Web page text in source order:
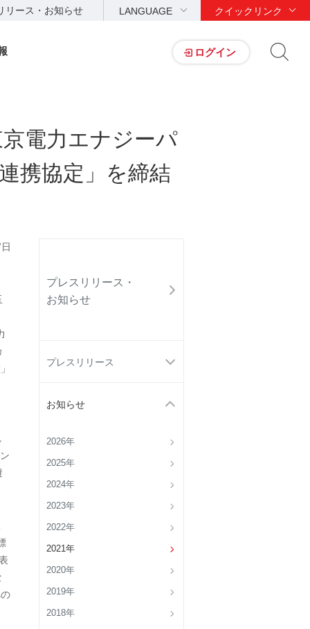
リース・お知らせ LANGUAGE クイックリンク
ログイン
プレスリリース・
お知らせ
プレスリリース
お知らせ
2026年
2025年
2024年
2023年
2022年
2021年
2020年
2019年
2018年
電力エナジーパ
携協定」を締結